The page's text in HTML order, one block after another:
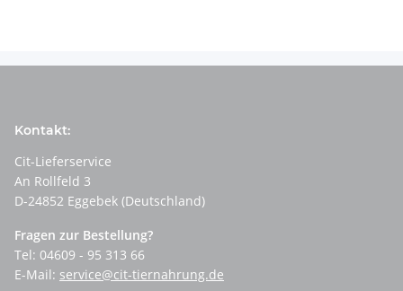
Kontakt:
Cit-Lieferservice
An Rollfeld 3
D-24852 Eggebek (Deutschland)
Fragen zur Bestellung?
Tel: 04609 - 95 313 66
E-Mail: service@cit-tiernahrung.de